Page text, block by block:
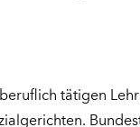
tätigen